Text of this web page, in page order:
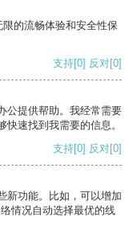
的流畅体验和安全性保
支持[0] 反对[0]
公提供帮助。我经常需要
速找到我需要的信息。
支持[0] 反对[0]
新功能。比如，可以增加
情况自动选择最优的线